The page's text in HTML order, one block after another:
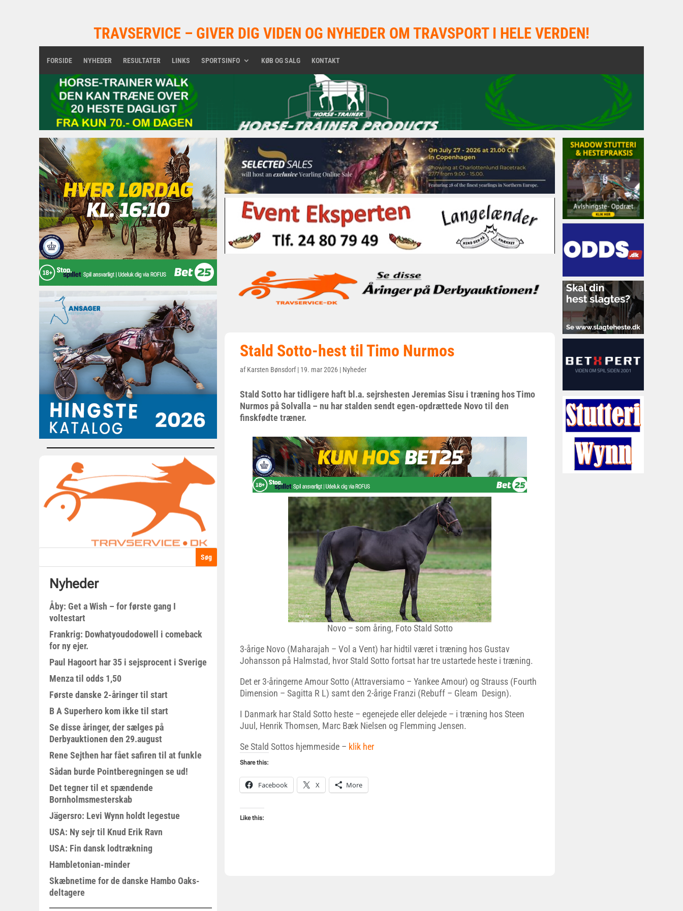
TRAVSERVICE – GIVER DIG VIDEN OG NYHEDER OM TRAVSPORT I HELE VERDEN!
FORSIDE NYHEDER RESULTATER LINKS SPORTSINFO KØB OG SALG KONTAKT
Nyheder
Åby: Get a Wish – for første gang I
voltestart
Frankrig: Dowhatyoudodowell i comeback
for ny ejer.
Paul Hagoort har 35 i sejsprocent i Sverige
Menza til odds 1,50
Første danske 2-åringer til start
B A Superhero kom ikke til start
Se disse åringer, der sælges på
Derbyauktionen den 29.august
Rene Sejthen har fået safiren til at funkle
Sådan burde Pointberegningen se ud!
Det tegner til et spændende
Bornholmsmesterskab
Jägersro: Levi Wynn holdt legestue
USA: Ny sejr til Knud Erik Ravn
USA: Fin dansk lodtrækning
Hambletonian-minder
Skæbnetime for de danske Hambo Oaks-
deltagere
Stald Sotto-hest til Timo Nurmos
afKarsten Bønsdorf| 19. mar 2026 | Nyheder
Stald Sotto har tidligere haft bl.a. sejrshesten Jeremias Sisu i træning hos Timo
Nurmos på Solvalla – nu har stalden sendt egen-opdrættede Novo til den
finskfødte træner.
Novo – som åring, Foto Stald Sotto
3-årige Novo (Maharajah – Vol a Vent) har hidtil været i træning hos Gustav
Johansson på Halmstad, hvor Stald Sotto fortsat har tre ustartede heste i træning.
Det er 3-åringerne Amour Sotto (Attraversiamo – Yankee Amour) og Strauss (Fourth
Dimension – Sagitta R L) samt den 2-årige Franzi (Rebuff – Gleam Design).
I Danmark har Stald Sotto heste – egenejede eller delejede – i træning hos Steen
Juul, Henrik Thomsen, Marc Bæk Nielsen og Flemming Jensen.
Se Stald Sottos hjemmeside – klik her
Share this:
Facebook X More
Like this: